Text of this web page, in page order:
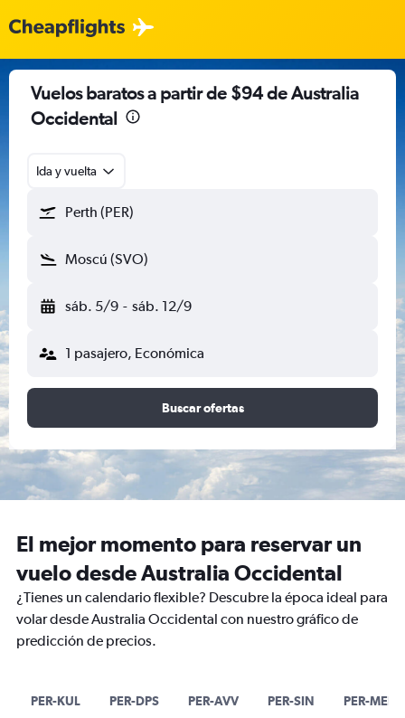
Vuelos baratos a partir de $94 de Australia
Occidental
Ida y vuelta
Perth (PER)
Moscú (SVO)
sáb. 5/9 - sáb. 12/9
1 pasajero, Económica
Buscar ofertas
El mejor momento para reservar un
vuelo desde Australia Occidental
¿Tienes un calendario flexible? Descubre la época ideal para
volar desde Australia Occidental con nuestro gráfico de
predicción de precios.
PER-KUL PER-DPS PER-AVV PER-SIN PER-MEL